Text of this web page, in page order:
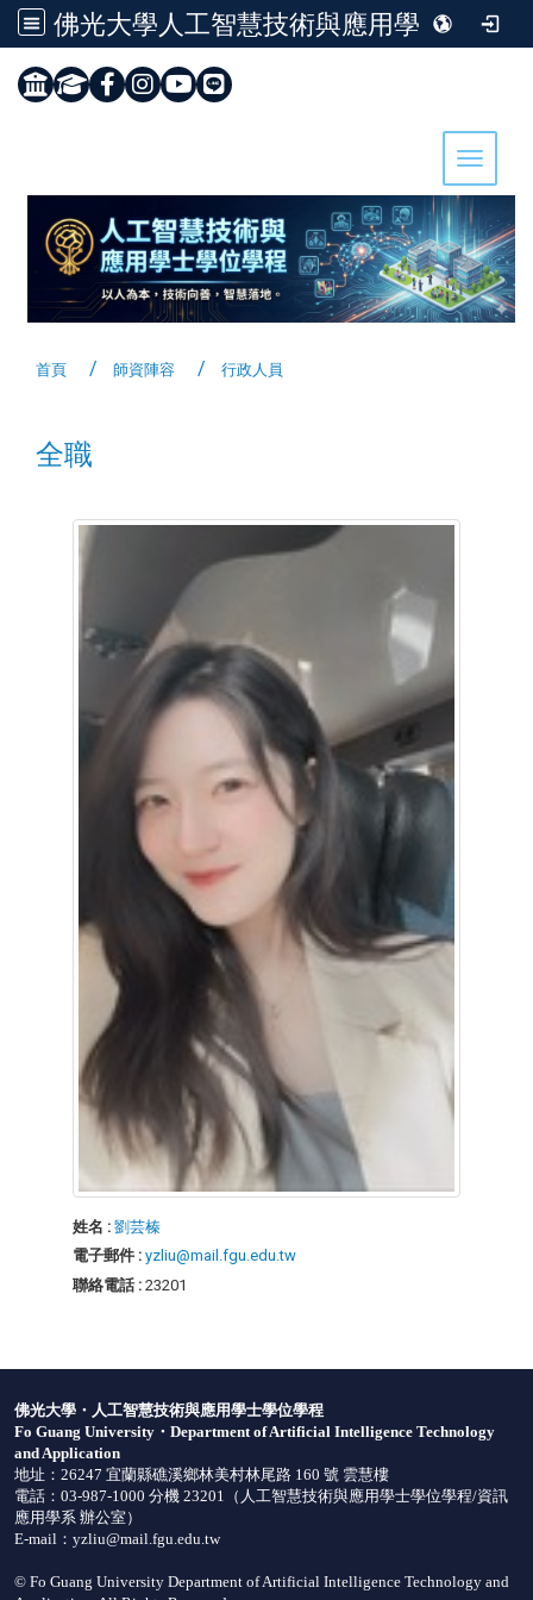
佛光大學人工智慧技術與應用學士學位學程
Toggle
首頁 師資陣容 行政人員
全職
姓名 : 劉芸榛
電子郵件 : yzliu@mail.fgu.edu.tw
聯絡電話 : 23201
佛光大學・人工智慧技術與應用學士學位學程
Fo Guang University・Department of Artificial Intelligence Technology
and Application
地址：26247 宜蘭縣礁溪鄉林美村林尾路 160 號 雲慧樓
電話：03-987-1000 分機 23201（ 人工智慧技術與應用學士學位學程/資訊
應用學系辦公室 ）
E-mail：yzliu@mail.fgu.edu.tw
© Fo Guang University Department of Artificial Intelligence Technology and